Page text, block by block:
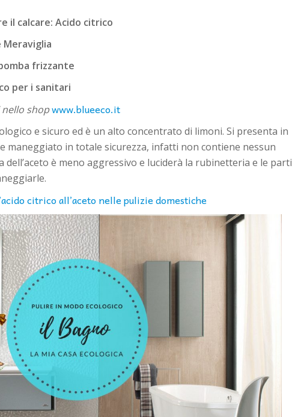
il calcare: Acido citrico
Meraviglia
frizzante
per i sanitari
shopwww.blueeco.it
e sicuro ed è un alto concentrato di limoni. Si presenta in
maneggiato in totale sicurezza, infatti non contiene nessun
dell’aceto è meno aggressivo e luciderà la rubinetteria e le parti
citrico all’aceto nelle pulizie domestiche